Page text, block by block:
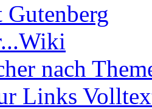
nach
Links